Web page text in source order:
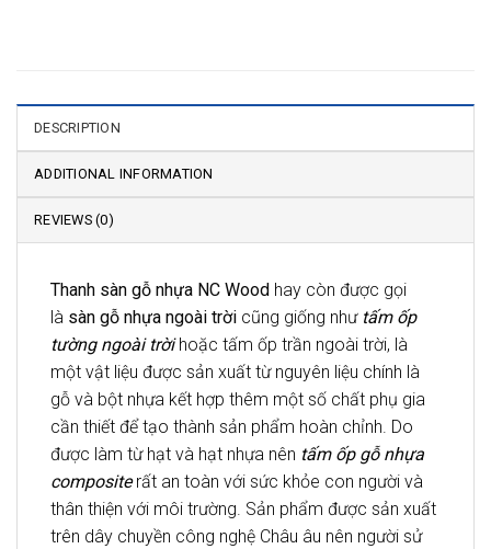
DESCRIPTION
ADDITIONAL INFORMATION
REVIEWS (0)
Thanh sàn gỗ nhựa NC Wood hay còn được gọi
là sàn gỗ nhựa ngoài trời cũng giống như tấm ốp
tường ngoài trờihoặc tấm ốp trần ngoài trời, là
một vật liệu được sản xuất từ nguyên liệu chính là
gỗ và bột nhựa kết hợp thêm một số chất phụ gia
cần thiết để tạo thành sản phẩm hoàn chỉnh. Do
được làm từ hạt và hạt nhựa nên tấm ốp gỗ nhựa
compositerất an toàn với sức khỏe con người và
thân thiện với môi trường. Sản phẩm được sản xuất
trên dây chuyền công nghệ Châu âu nên người sử